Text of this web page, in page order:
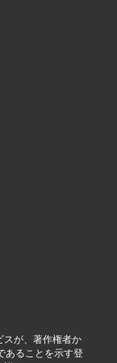
スが、著作権者か
あることを示す登